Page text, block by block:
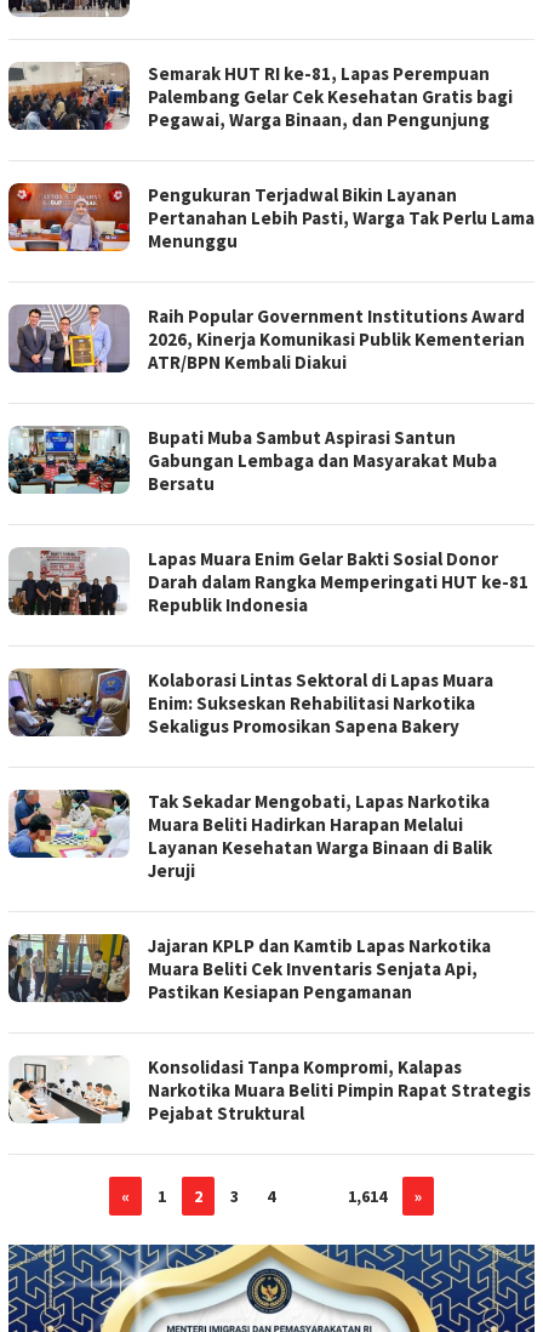
Semarak HUT RI ke-81, Lapas Perempuan
Palembang Gelar Cek Kesehatan Gratis bagi
Pegawai, Warga Binaan, dan Pengunjung
Pengukuran Terjadwal Bikin Layanan
Pertanahan Lebih Pasti, Warga Tak Perlu Lama
Menunggu
Raih Popular Government Institutions Award
2026, Kinerja Komunikasi Publik Kementerian
ATR/BPN Kembali Diakui
Bupati Muba Sambut Aspirasi Santun
Gabungan Lembaga dan Masyarakat Muba
Bersatu
Lapas Muara Enim Gelar Bakti Sosial Donor
Darah dalam Rangka Memperingati HUT ke-81
Republik Indonesia
Kolaborasi Lintas Sektoral di Lapas Muara
Enim: Sukseskan Rehabilitasi Narkotika
Sekaligus Promosikan Sapena Bakery
Tak Sekadar Mengobati, Lapas Narkotika
Muara Beliti Hadirkan Harapan Melalui
Layanan Kesehatan Warga Binaan di Balik
Jeruji
Jajaran KPLP dan Kamtib Lapas Narkotika
Muara Beliti Cek Inventaris Senjata Api,
Pastikan Kesiapan Pengamanan
Konsolidasi Tanpa Kompromi, Kalapas
Narkotika Muara Beliti Pimpin Rapat Strategis
Pejabat Struktural
« 1 2 3 4 1,614 »